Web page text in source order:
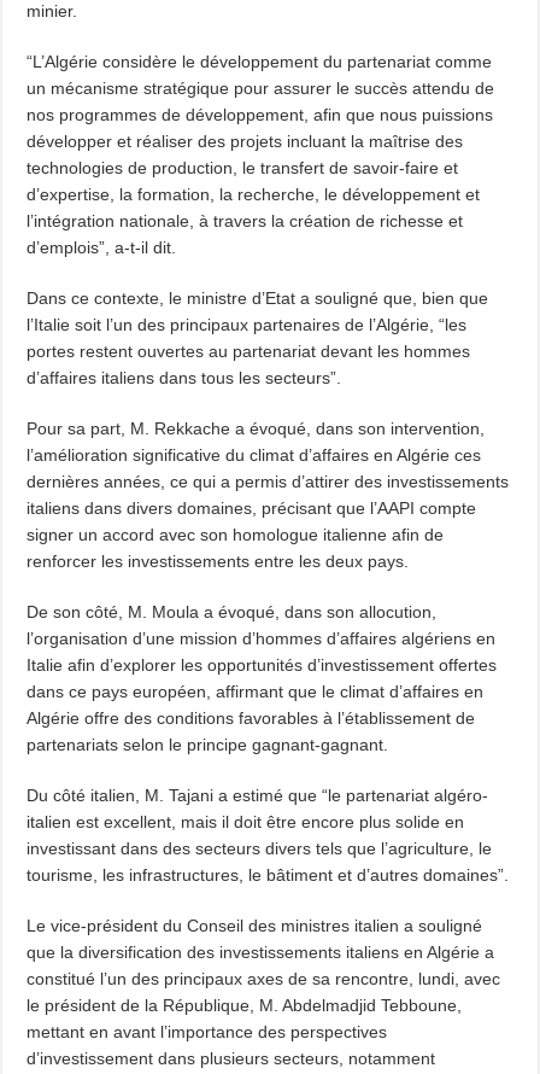
minier.
“L’Algérie considère le développement du partenariat comme
un mécanisme stratégique pour assurer le succès attendu de
nos programmes de développement, afin que nous puissions
développer et réaliser des projets incluant la maîtrise des
technologies de production, le transfert de savoir-faire et
d’expertise, la formation, la recherche, le développement et
l’intégration nationale, à travers la création de richesse et
d’emplois”, a-t-il dit.
Dans ce contexte, le ministre d’Etat a souligné que, bien que
l’Italie soit l’un des principaux partenaires de l’Algérie, “les
portes restent ouvertes au partenariat devant les hommes
d’affaires italiens dans tous les secteurs”.
Pour sa part, M. Rekkache a évoqué, dans son intervention,
l’amélioration significative du climat d’affaires en Algérie ces
dernières années, ce qui a permis d’attirer des investissements
italiens dans divers domaines, précisant que l’AAPI compte
signer un accord avec son homologue italienne afin de
renforcer les investissements entre les deux pays.
De son côté, M. Moula a évoqué, dans son allocution,
l’organisation d’une mission d’hommes d’affaires algériens en
Italie afin d’explorer les opportunités d’investissement offertes
dans ce pays européen, affirmant que le climat d’affaires en
Algérie offre des conditions favorables à l’établissement de
partenariats selon le principe gagnant-gagnant.
Du côté italien, M. Tajani a estimé que “le partenariat algéro-
italien est excellent, mais il doit être encore plus solide en
investissant dans des secteurs divers tels que l’agriculture, le
tourisme, les infrastructures, le bâtiment et d’autres domaines”.
Le vice-président du Conseil des ministres italien a souligné
que la diversification des investissements italiens en Algérie a
constitué l’un des principaux axes de sa rencontre, lundi, avec
le président de la République, M. Abdelmadjid Tebboune,
mettant en avant l’importance des perspectives
d’investissement dans plusieurs secteurs, notamment